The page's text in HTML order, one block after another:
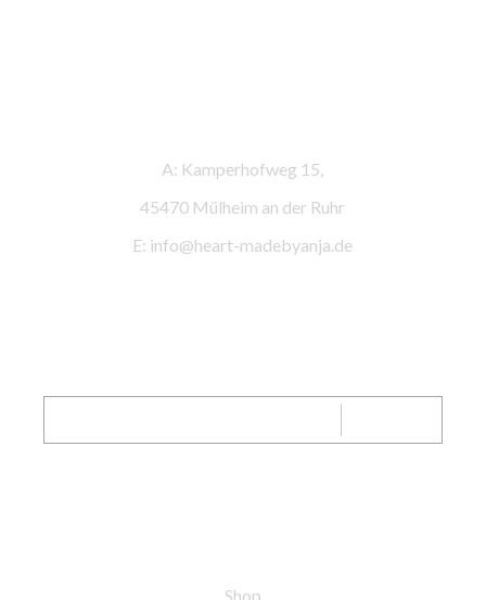
A: Kamperhofweg 15,
45470 Mülheim an der Ruhr
E: info@heart-madebyanja.de
Shop